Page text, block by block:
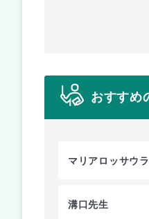
おすすめ
マリアロッサウ
溝口先生